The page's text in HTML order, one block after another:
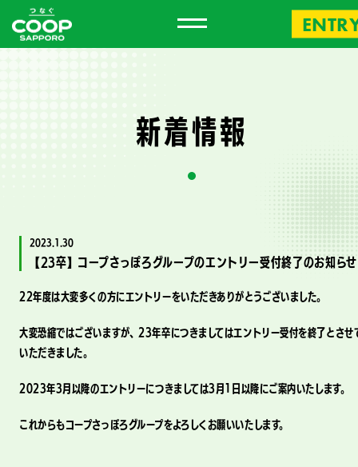
新着情報
2023.1.30
【23卒】コープさっぽろグループのエントリー受付終了のお知らせ
22年度は大変多くの方にエントリーをいただきありがとうございました。
大変恐縮ではございますが、23年卒につきましてはエントリー受付を終了とさせ
いただきました。
2023年3月以降のエントリーにつきましては3月1日以降にご案内いたします。
これからもコープさっぽろグループをよろしくお願いいたします。